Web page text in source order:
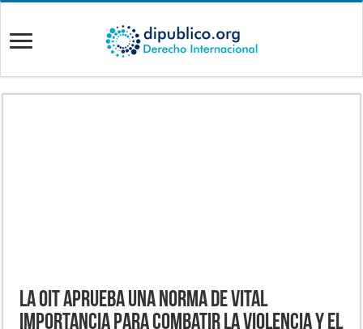
La OIT aprueba una norma de vital
importancia para combatir la violencia y el